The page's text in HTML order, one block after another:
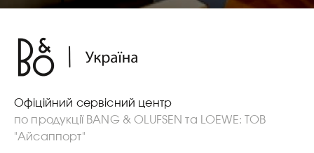
Офіційний сервісний центр
по продукції BANG & OLUFSEN та LOEWE: ТОВ
"Айсаппорт"